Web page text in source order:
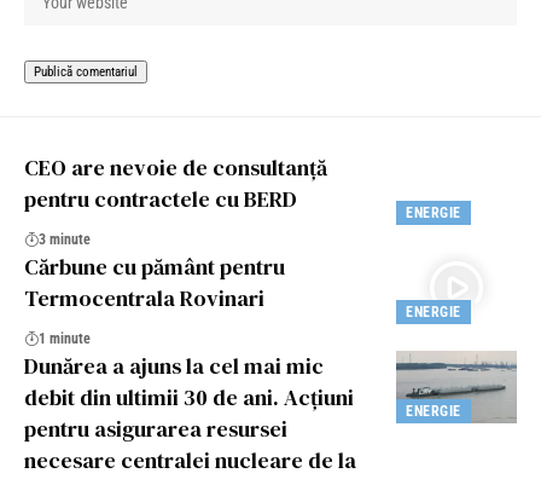
ENERGIE
CEO are nevoie de consultanță
pentru contractele cu BERD
3 minute
ENERGIE
Cărbune cu pământ pentru
Termocentrala Rovinari
1 minute
ENERGIE
Dunărea a ajuns la cel mai mic
debit din ultimii 30 de ani. Acțiuni
pentru asigurarea resursei
necesare centralei nucleare de la